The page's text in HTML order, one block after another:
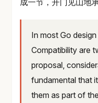
In most Go
Compatibility are
proposal,
fundamental that
them as part of